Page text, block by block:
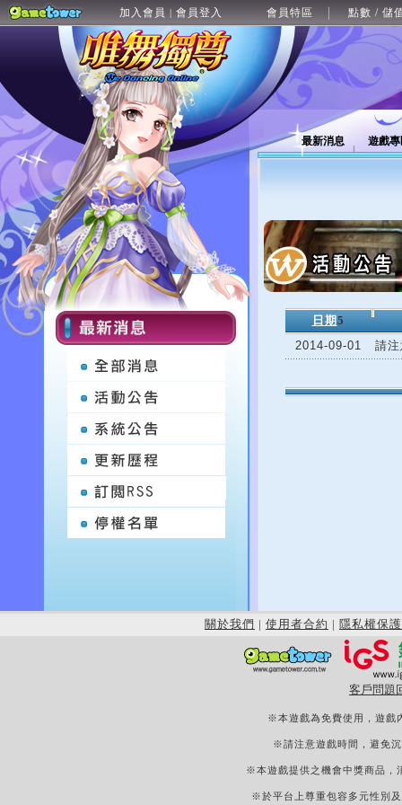
加入會員 | 會員登入 會員特區 點數 / 儲
最新消息 遊戲
日期 5
2014-09-01
請
關於我們 | 使用者合約 | 隱私權保護
客戶問題
※本遊戲為免費使用，遊戲
※請注意遊戲時間，避免
※本遊戲提供之機會中獎商品，
※於平台上尊重包容多元性別